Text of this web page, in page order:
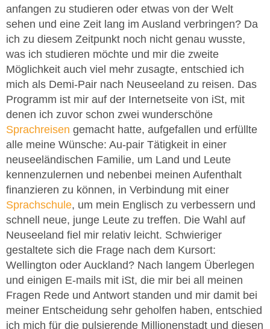
anfangen zu studieren oder etwas von der Welt
sehen und eine Zeit lang im Ausland verbringen? Da
ich zu diesem Zeitpunkt noch nicht genau wusste,
was ich studieren möchte und mir die zweite
Möglichkeit auch viel mehr zusagte, entschied ich
mich als Demi-Pair nach Neuseeland zu reisen. Das
Programm ist mir auf der Internetseite von iSt, mit
denen ich zuvor schon zwei wunderschöne
Sprachreisen gemacht hatte, aufgefallen und erfüllte
alle meine Wünsche: Au-pair Tätigkeit in einer
neuseeländischen Familie, um Land und Leute
kennenzulernen und nebenbei meinen Aufenthalt
finanzieren zu können, in Verbindung mit einer
Sprachschule, um mein Englisch zu verbessern und
schnell neue, junge Leute zu treffen. Die Wahl auf
Neuseeland fiel mir relativ leicht. Schwieriger
gestaltete sich die Frage nach dem Kursort:
Wellington oder Auckland? Nach langem Überlegen
und einigen E-mails mit iSt, die mir bei all meinen
Fragen Rede und Antwort standen und mir damit bei
meiner Entscheidung sehr geholfen haben, entschied
ich mich für die pulsierende Millionenstadt und diesen